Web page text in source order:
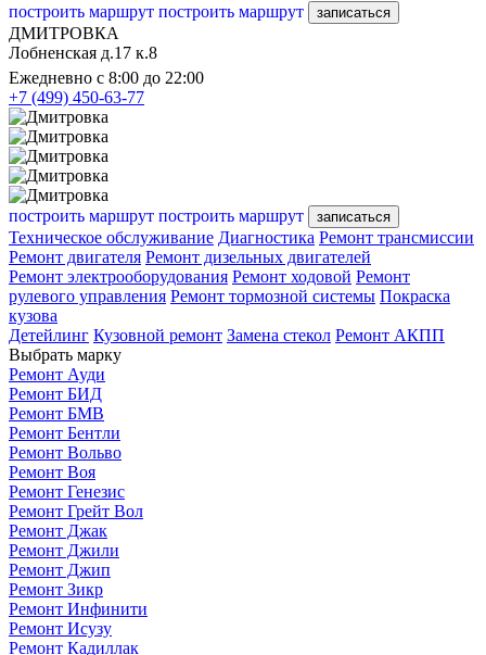
построить маршрут построить маршрут записаться
ДМИТРОВКА
Лобненская д.17 к.8
Ежедневно с 8:00 до 22:00
+7 (499) 450-63-77
построить маршрут построить маршрут записаться
Техническое обслуживание Диагностика Ремонт трансмиссии
Ремонт двигателя Ремонт дизельных двигателей
Ремонт электрооборудования Ремонт ходовой Ремонт
рулевого управления Ремонт тормозной системы Покраска
кузова
Детейлинг Кузовной ремонт Замена стекол Ремонт АКПП
Выбрать марку
Ремонт Ауди
Ремонт БИД
Ремонт БМВ
Ремонт Бентли
Ремонт Вольво
Ремонт Воя
Ремонт Генезис
Ремонт Грейт Вол
Ремонт Джак
Ремонт Джили
Ремонт Джип
Ремонт Зикр
Ремонт Инфинити
Ремонт Исузу
Ремонт Кадиллак